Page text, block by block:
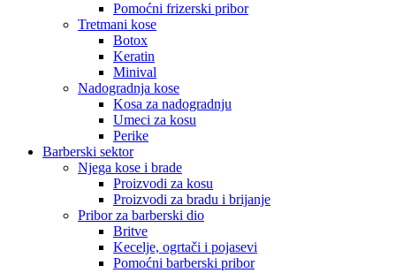
Pomoćni frizerski pribor
Tretmani kose
Botox
Keratin
Minival
Nadogradnja kose
Kosa za nadogradnju
Umeci za kosu
Perike
Barberski sektor
Njega kose i brade
Proizvodi za kosu
Proizvodi za bradu i brijanje
Pribor za barberski dio
Britve
Kecelje, ogrtači i pojasevi
Pomoćni barberski pribor